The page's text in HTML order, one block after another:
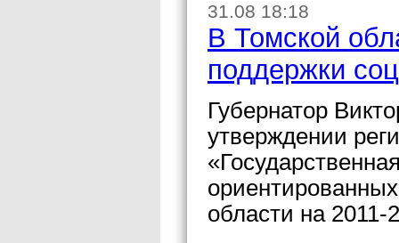
31.08 18:18
В Томской
поддержки
Губернатор
утверждении
области на 2011-